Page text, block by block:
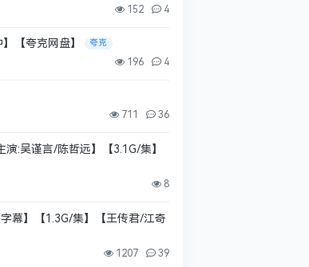
152 4
【夸克网盘】 夸克
196 4
711 36
:吴谨言/陈哲远】【3.1G/集】
8
幕】【1.3G/集】【王传君/江奇
1207 39